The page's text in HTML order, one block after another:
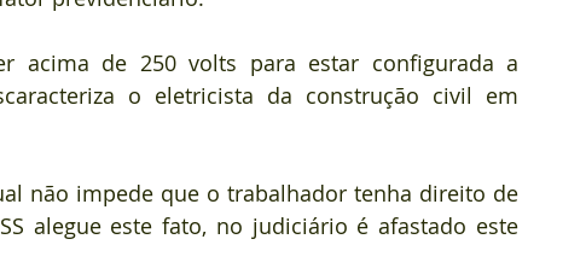
acima de 250 volts para estar configurada a
o eletricista da construção civil em
não impede que o trabalhador tenha direito de
alegue este fato, no judiciário é afastado este